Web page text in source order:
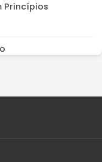
Princípios